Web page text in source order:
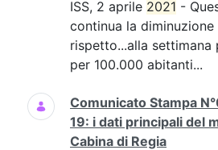
ISS, 2 aprile 2021 -
continua la diminuzione
rispetto...alla settimana
per 100.000 abitanti...
Comunicato Stampa
19: i dati principali del
Cabina di Regia